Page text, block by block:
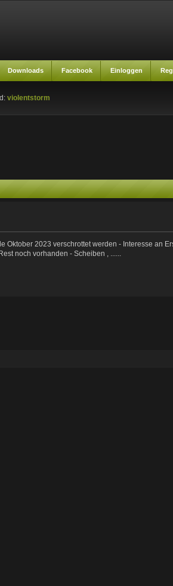
Downloads Facebook Einloggen
violentstorm
Oktober 2023 verschrottet werden - Interesse an
noch vorhanden - Scheiben , ......